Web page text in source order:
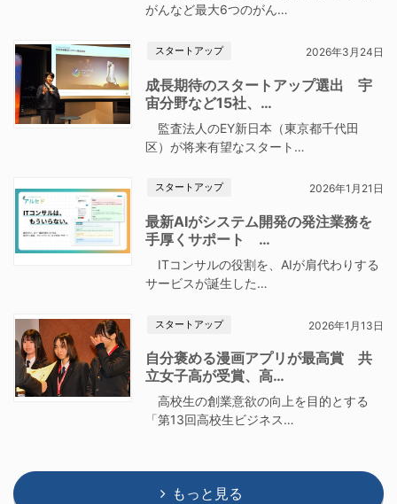
がんなど最大6つのがん…
スタートアップ 2026年3月24日
成長期待のスタートアップ選出 宇
宙分野など15社、…
監査法人のEY新日本（東京都千代田
区）が将来有望なスタート…
スタートアップ 2026年1月21日
最新AIがシステム開発の発注業務を
手厚くサポート …
ITコンサルの役割を、AIが肩代わりする
サービスが誕生した…
スタートアップ 2026年1月13日
自分褒める漫画アプリが最高賞 共
立女子高が受賞、高…
高校生の創業意欲の向上を目的とする
「第13回高校生ビジネス…
もっと見る